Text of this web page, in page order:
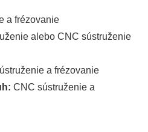
a frézovanie
alebo CNC sústruženie
a frézovanie
CNC sústruženie a